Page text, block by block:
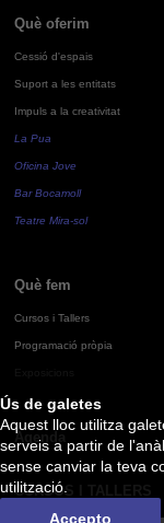
Ús de galetes
Aquest lloc utilitza
serveis a partir de
sense canviar la teva
utilització.
Accepto
Què oferim
Cessió d'espais
Suport a les entitats
Impuls a la creativitat
La Pua
Oficina Jove
Bar Bocamoll
Teatre Mira-sol
Què fem
Cursos i Tallers
Programació pròpia
Agenda
CURSOS I TALLERS